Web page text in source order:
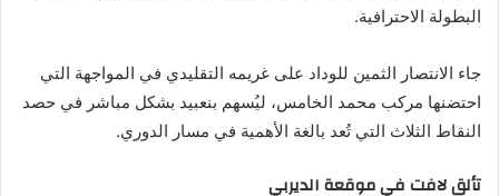
ا
البطولة الاحترافية.
جاء الانتصار الثمين للوداد على غريمه التقليدي في المواجهة التي
احتضنها مركب محمد الخامس، ليُسهم بنعبيد بشكل مباشر في حصد
النقاط الثلاث التي تُعد بالغة الأهمية في مسار الدوري.
تألق لافت في موقعة الديربي